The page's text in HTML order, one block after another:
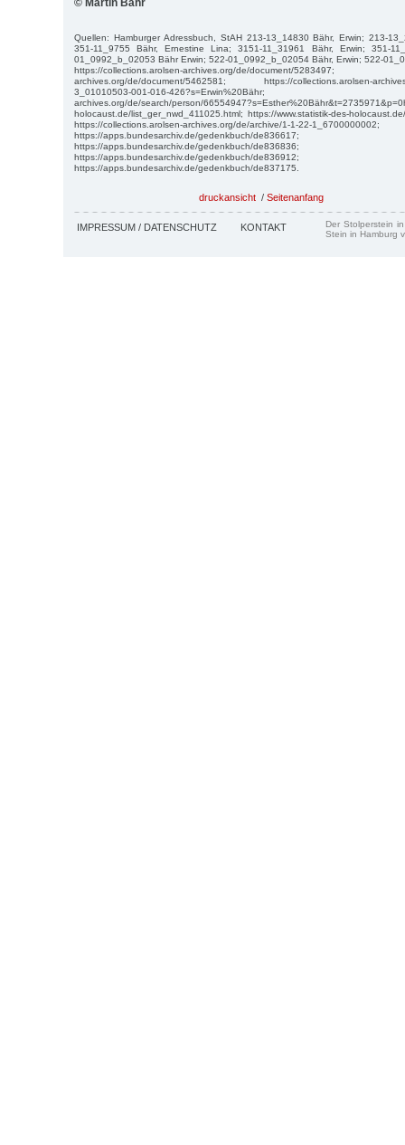
Quellen: Hamburger Adressbuch, StAH 213-13_14830 Bähr, Erwin; 213-
351-11_9755 Bähr, Ernestine Lina; 3151-11_31961 Bähr, Erwin; 351-
01_0992_b_02053 Bähr Erwin; 522-01_0992_b_02054 Bähr, Erwin; 522-
https://collections.arolsen-archives.org/de/document/5283497;
archives.org/de/document/5462581; https://collections.arolsen-
3_01010503-001-016-426?s=Erwin%20Bähr; https://
archives.org/de/search/person/
holocaust.de/list_ger_nwd_411025.html; https://www.statistik-des-
https://collections.arolsen-archives.org/de/archive/1-1-22-1_6700000002;
https://apps.bundesarchiv.de/gedenkbuch/de836617;
https://apps.bundesarchiv.de/gedenkbuch/de836836;
https://apps.bundesarchiv.de/gedenkbuch/de836912;
https://apps.bundesarchiv.de/gedenkbuch/de837175.
druckansicht / Seitenanfang
IMPRESSUM / DATENSCHUTZ KONTAKT
Der Stolperstein
Stein in Hamburg